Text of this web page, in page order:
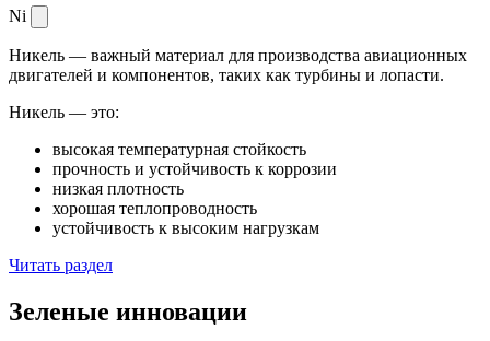
Ni
Никель — важный материал для производства авиационных
двигателей и компонентов, таких как турбины и лопасти.
Никель — это:
высокая температурная стойкость
прочность и устойчивость к коррозии
низкая плотность
хорошая теплопроводность
устойчивость к высоким нагрузкам
Читать раздел
Зеленые инновации